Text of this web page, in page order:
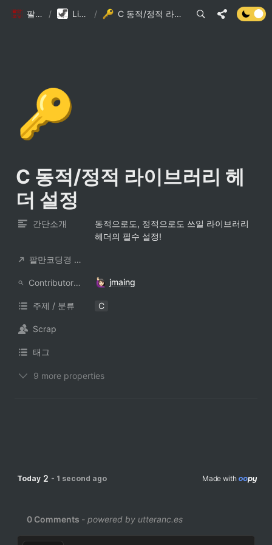
팔만코딩경 / Library DB / C 동적/정적 라이브러리 헤더 설정
🔑
C 동적/정적 라이브러리 헤
더 설정
간단소개
동적으로도, 정적으로도 쓰일 라이브러리
헤더의 필수 설정!
팔만코딩경 컨트리뷰터
ContributorNotionAccount jmaing
주제 / 분류 C
Scrap
태그
9 more properties
Today 2 - 1 second ago Made with